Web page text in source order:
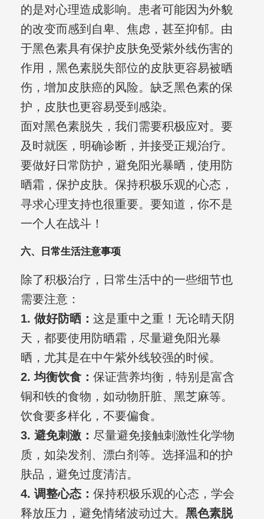
的是对心理造成影响。患者可能因为外貌
的改变而感到自卑、焦虑，甚至抑郁。由
于黑色素具有保护皮肤免受紫外线伤害的
作用，黑色素脱失部位的皮肤更容易被晒
伤，增加皮肤癌的风险。缺乏黑色素的保
护，皮肤也更容易受到感染。
面对黑色素脱失，我们需要积极应对。要
及时就医，明确诊断，并接受正规治疗。
要做好日常防护，避免阳光暴晒，使用防
晒霜，保护皮肤。保持积极乐观的心态，
寻求心理支持也很重要。要知道，你不是
一个人在战斗！
六、日常生活注意事项
除了积极治疗，日常生活中的一些细节也
需要注意：
1. 做好防晒： 这是重中之重！无论晴天阴
天，都要使用防晒霜，尽量避免阳光暴
晒，尤其是在中午紫外线较强的时候。
2. 均衡饮食： 保证营养均衡，特别是富含
铜和铁的食物，如动物肝脏、黑芝麻等。
饮食要多样化，不要偏食。
3. 避免刺激： 尽量避免接触刺激性化学物
质，如染发剂、漂白剂等。选择温和的护
肤品，避免过度清洁。
4. 调整心态： 保持积极乐观的心态，学会
释放压力，避免情绪波动过大。 黑色素脱